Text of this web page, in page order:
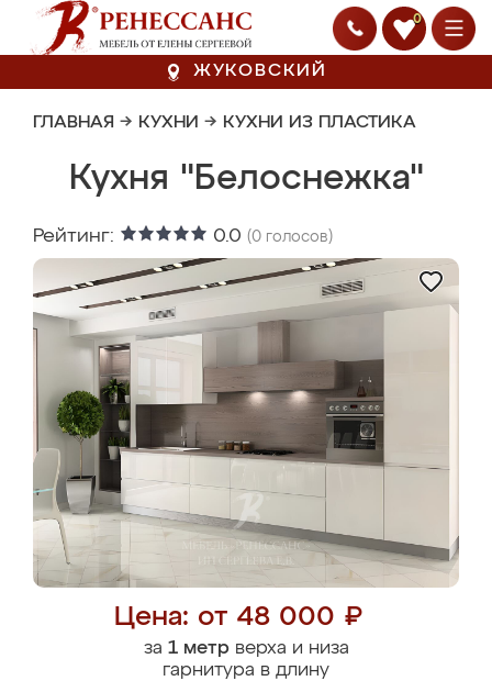
0
ЖУКОВСКИЙ
ГЛАВНАЯ → КУХНИ → КУХНИ ИЗ ПЛАСТИКА
Кухня "Белоснежка"
Рейтинг: 0.0 (0 голосов)
Цена: от 48 000 ₽
за 1 метрверха и низа
гарнитура в длину